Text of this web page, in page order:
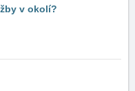
v okolí?